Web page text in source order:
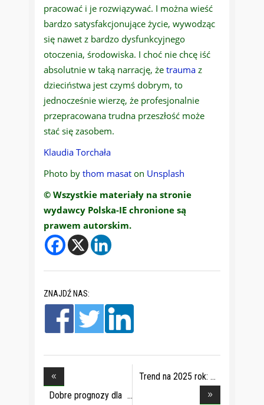
pracować i je rozwiązywać. I można wieść
bardzo satysfakcjonujące życie, wywodząc
się nawet z bardzo dysfunkcyjnego
otoczenia, środowiska. I choć nie chcę iść
absolutnie w taką narrację, że trauma z
dzieciństwa jest czymś dobrym, to
jednocześnie wierzę, że profesjonalnie
przepracowana trudna przeszłość może
stać się zasobem.
Klaudia Torchała
Photo by thom masat on Unsplash
© Wszystkie materiały na stronie
wydawcy Polska-IE chronione są
prawem autorskim.
ZNAJDŹ NAS:
Dobre prognozy dla
Trend na 2025 rok: